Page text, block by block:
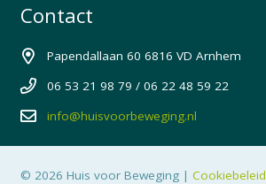
Contact
Papendallaan 60 6816 VD Arnhem
06 53 21 98 79 / 06 22 48 59 22
info@huisvoorbeweging.nl
© 2026 Huis voor Beweging | Cookiebeleid